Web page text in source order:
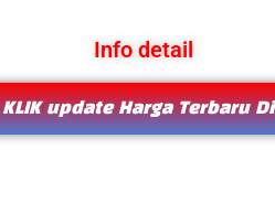
Info detail
KLIK update Harga Terbaru